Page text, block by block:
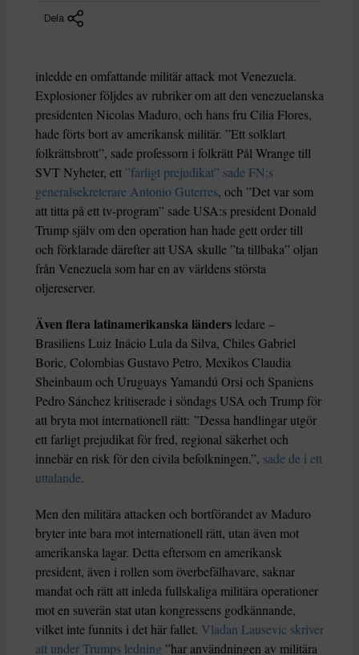
Dela
inledde en omfattande militär attack mot Venezuela.
Explosioner följdes av rubriker om att den venezuelanska
presidenten Nicolas Maduro, och hans fru Cilia Flores,
hade förts bort av amerikansk militär. ”Ett solklart
folkrättsbrott”, sade professorn i folkrätt Pål Wrange till
SVT Nyheter, ett ”farligt prejudikat” sade FN:s
generalsekreterare Antonio Guterres, och ”Det var som
att titta på ett tv-program” sade USA:s president Donald
Trump själv om den operation han hade gett order till
och förklarade därefter att USA skulle ”ta tillbaka” oljan
från Venezuela som har en av världens största
oljereserver.
Även flera latinamerikanska länders ledare –
Brasiliens Luiz Inácio Lula da Silva, Chiles Gabriel
Boric, Colombias Gustavo Petro, Mexikos Claudia
Sheinbaum och Uruguays Yamandú Orsi och Spaniens
Pedro Sánchez kritiserade i söndags USA och Trump för
att bryta mot internationell rätt: ”Dessa handlingar utgör
ett farligt prejudikat för fred, regional säkerhet och
innebär en risk för den civila befolkningen.”, sade de i ett
uttalande.
Men den militära attacken och bortförandet av Maduro
bryter inte bara mot internationell rätt, utan även mot
amerikanska lagar. Detta eftersom en amerikansk
president, även i rollen som överbefälhavare, saknar
mandat och rätt att inleda fullskaliga militära operationer
mot en suverän stat utan kongressens godkännande,
vilket inte funnits i det här fallet. Vladan Lausevic skriver
att under Trumps ledning ”har användningen av militära